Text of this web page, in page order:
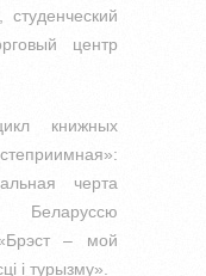
студенческий
центр
книжных
черта
Беларуссю
– мой
і турызму».